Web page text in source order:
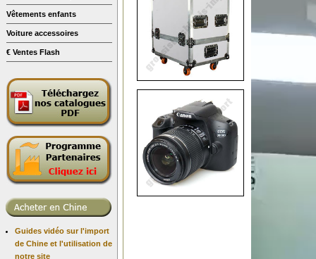
Vêtements enfants
Voiture accessoires
€ Ventes Flash
Guides vidéo sur l'import
de Chine et l'utilisation de
notre site